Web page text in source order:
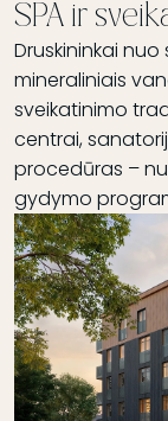
SPA ir
Druskininkai
mineraliniais
sveikatinimo
centrai,
procedūras –
gydymo